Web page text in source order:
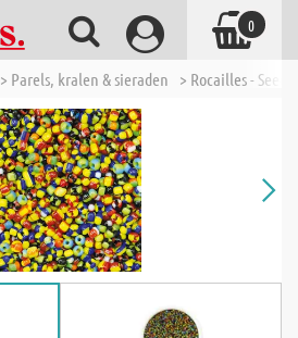
> Parels, kralen & sieraden > Rocailles - Seed
0